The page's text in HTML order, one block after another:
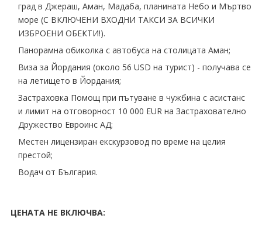
град в Джераш, Аман, Мадаба, планината Небо и Мъртво
море (С ВКЛЮЧЕНИ ВХОДНИ ТАКСИ ЗА ВСИЧКИ
ИЗБРОЕНИ ОБЕКТИ!).
Панорамна обиколка с автобуса на столицата Аман;
Виза за Йордания (около 56 USD на турист) - получава се
на летището в Йордания;
Застраховка Помощ при пътуване в чужбина с асистанс
и лимит на отговорност 10 000 EUR на Застрахователно
Дружество Евроинс АД;
Mестен лицензиран екскурзовод по време на целия
престой;
Водач от България.
ЦЕНАТА НЕ ВКЛЮЧВА: